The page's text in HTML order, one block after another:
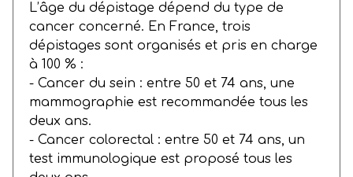
L’âge du dépistage dépend du type de
cancer concerné. En France, trois
dépistages sont organisés et pris en charge
à 100 % :
- Cancer du sein : entre 50 et 74 ans, une
mammographie est recommandée tous les
deux ans.
- Cancer colorectal : entre 50 et 74 ans, un
test immunologique est proposé tous les